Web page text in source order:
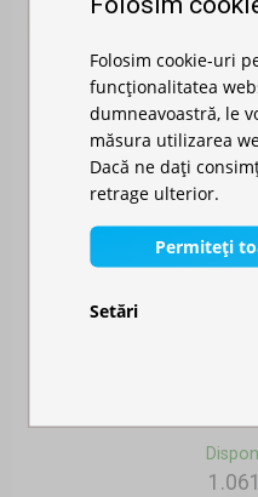
Folosim cookie-uri
funcționalitatea
dumneavoastră, le
măsura utilizarea
Dacă ne dați
retrage ulterior.
Permiteți
Setări